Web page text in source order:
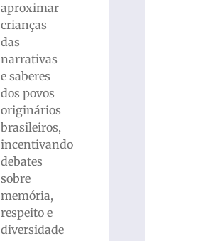
aproximar
crianças
das
narrativas
e saberes
dos povos
originários
brasileiros,
incentivando
debates
sobre
memória,
respeito e
diversidade